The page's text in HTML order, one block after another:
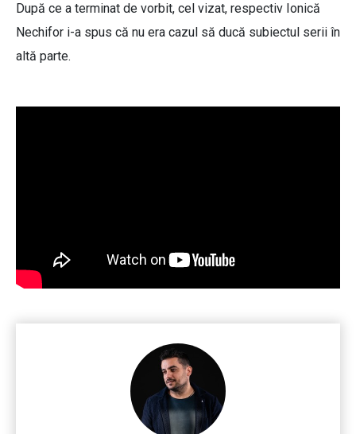
După ce a terminat de vorbit, cel vizat, respectiv Ionică
Nechifor i-a spus că nu era cazul să ducă subiectul serii în
altă parte.